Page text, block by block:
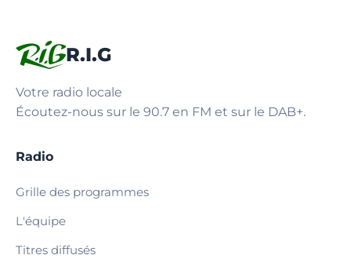
R.I.G
Votre radio locale
Écoutez-nous sur le 90.7 en FM et sur le DAB+.
Radio
Grille des programmes
L'équipe
Titres diffusés